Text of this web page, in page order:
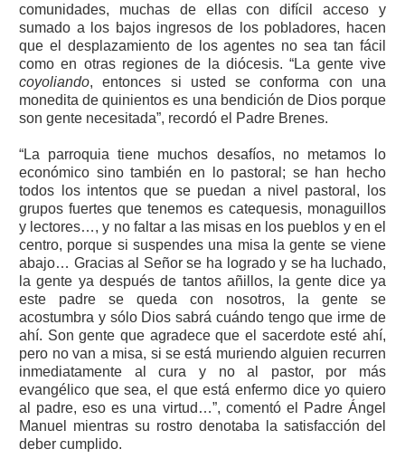
comunidades, muchas de ellas con difícil acceso y
sumado a los bajos ingresos de los pobladores, hacen
que el desplazamiento de los agentes no sea tan fácil
como en otras regiones de la diócesis. “La gente vive
coyoliando, entonces si usted se conforma con una
monedita de quinientos es una bendición de Dios porque
son gente necesitada”, recordó el Padre Brenes.
“La parroquia tiene muchos desafíos, no metamos lo
económico sino también en lo pastoral; se han hecho
todos los intentos que se puedan a nivel pastoral, los
grupos fuertes que tenemos es catequesis, monaguillos
y lectores…, y no faltar a las misas en los pueblos y en el
centro, porque si suspendes una misa la gente se viene
abajo… Gracias al Señor se ha logrado y se ha luchado,
la gente ya después de tantos añillos, la gente dice ya
este padre se queda con nosotros, la gente se
acostumbra y sólo Dios sabrá cuándo tengo que irme de
ahí. Son gente que agradece que el sacerdote esté ahí,
pero no van a misa, si se está muriendo alguien recurren
inmediatamente al cura y no al pastor, por más
evangélico que sea, el que está enfermo dice yo quiero
al padre, eso es una virtud…”, comentó el Padre Ángel
Manuel mientras su rostro denotaba la satisfacción del
deber cumplido.